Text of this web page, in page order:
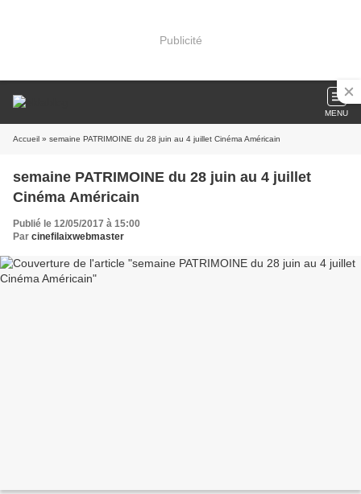
Publicité
MENU
Accueil » semaine PATRIMOINE du 28 juin au 4 juillet Cinéma Américain
semaine PATRIMOINE du 28 juin au 4 juillet
Cinéma Américain
Publié le 12/05/2017 à 15:00
Par cinefilaixwebmaster